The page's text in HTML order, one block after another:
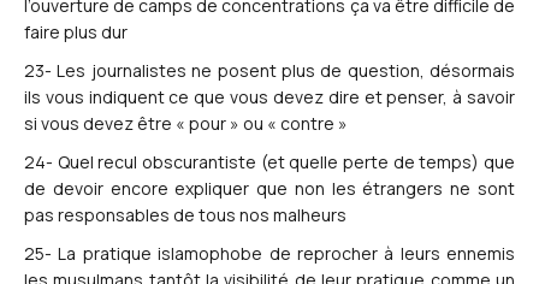
l’ouverture de camps de concentrations ça va être difficile de
faire plus dur
23- Les journalistes ne posent plus de question, désormais
ils vous indiquent ce que vous devez dire et penser, à savoir
si vous devez être « pour » ou « contre »
24- Quel recul obscurantiste (et quelle perte de temps) que
de devoir encore expliquer que non les étrangers ne sont
pas responsables de tous nos malheurs
25- La pratique islamophobe de reprocher à leurs ennemis
les musulmans tantôt la visibilité de leur pratique comme un